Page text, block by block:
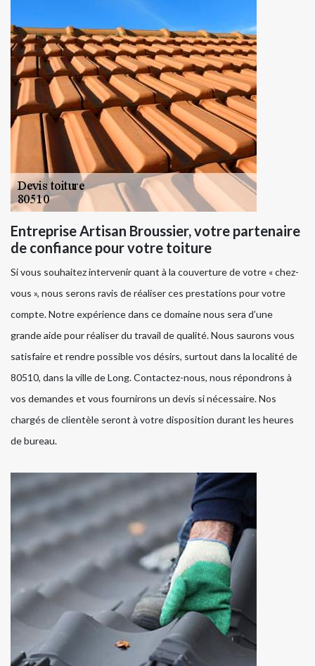
Entreprise Artisan Broussier, votre partenaire
de confiance pour votre toiture
Si vous souhaitez intervenir quant à la couverture de votre « chez-
vous », nous serons ravis de réaliser ces prestations pour votre
compte. Notre expérience dans ce domaine nous sera d’une
grande aide pour réaliser du travail de qualité. Nous saurons vous
satisfaire et rendre possible vos désirs, surtout dans la localité de
80510, dans la ville de Long. Contactez-nous, nous répondrons à
vos demandes et vous fournirons un devis si nécessaire. Nos
chargés de clientèle seront à votre disposition durant les heures
de bureau.